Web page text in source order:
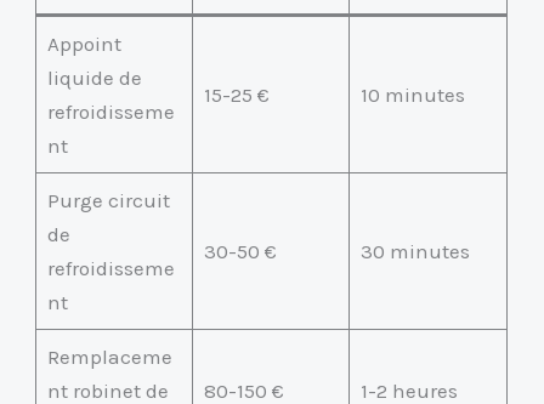
Appoint
liquide de
refroidisseme
nt
15-25 € 10 minutes
Purge circuit
de
refroidisseme
nt
30-50 € 30 minutes
Remplaceme
nt robinet de
80-150 € 1-2 heures